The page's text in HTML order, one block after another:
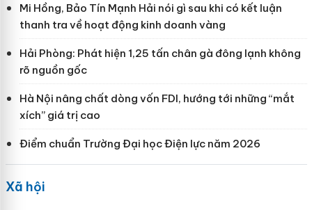
Mi Hồng, Bảo Tín Mạnh Hải nói gì sau khi có kết luận
thanh tra về hoạt động kinh doanh vàng
Hải Phòng: Phát hiện 1,25 tấn chân gà đông lạnh không
rõ nguồn gốc
Hà Nội nâng chất dòng vốn FDI, hướng tới những “mắt
xích” giá trị cao
Điểm chuẩn Trường Đại học Điện lực năm 2026
Xã hội